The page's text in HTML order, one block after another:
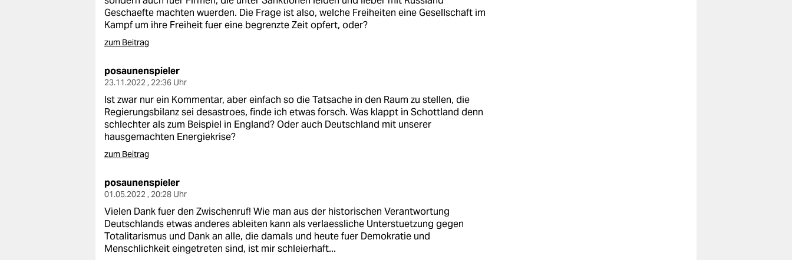
epaper login
Geschaefte machten wuerden. Die Frage ist also, welche Freiheiten eine Gesellschaft im
Kampf um ihre Freiheit fuer eine begrenzte Zeit opfert, oder?
zum Beitrag
posaunenspieler
23.11.2022 , 22:36 Uhr
Ist zwar nur ein Kommentar, aber einfach so die Tatsache in den Raum zu stellen, die
Regierungsbilanz sei desastroes, finde ich etwas forsch. Was klappt in Schottland denn
schlechter als zum Beispiel in England? Oder auch Deutschland mit unserer
hausgemachten Energiekrise?
zum Beitrag
posaunenspieler
01.05.2022 , 20:28 Uhr
Vielen Dank fuer den Zwischenruf! Wie man aus der historischen Verantwortung
Deutschlands etwas anderes ableiten kann als verlaessliche Unterstuetzung gegen
Totalitarismus und Dank an alle, die damals und heute fuer Demokratie und
Menschlichkeit eingetreten sind, ist mir schleierhaft...